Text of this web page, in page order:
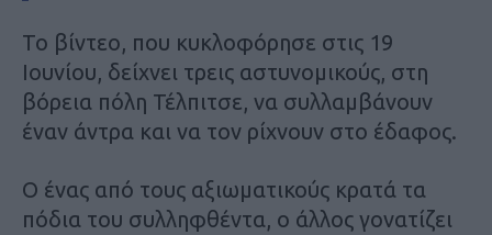
Το βίντεο, που κυκλοφόρησε στις 19
Ιουνίου, δείχνει τρεις αστυνομικούς, στη
βόρεια πόλη Τέλπιτσε, να συλλαμβάνουν
έναν άντρα και να τον ρίχνουν στο έδαφος.
Ο ένας από τους αξιωματικούς κρατά τα
πόδια του συλληφθέντα, ο άλλος γονατίζει